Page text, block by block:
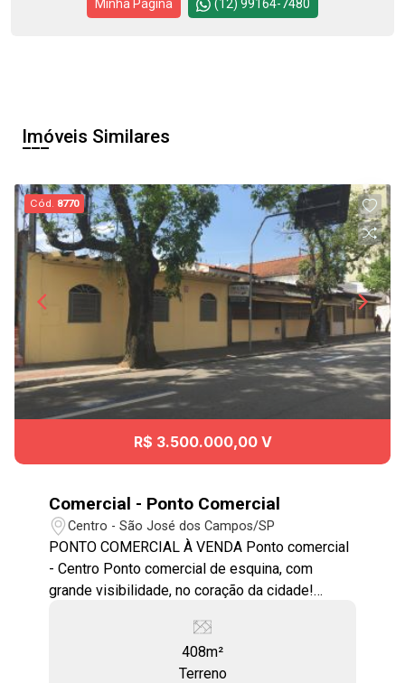
Minha Página (12) 99164-7480
Imóveis Similares
Cód. 8770
R$ 3.500.000,00 V
Comercial - Ponto Comercial
Centro - São José dos Campos/SP
PONTO COMERCIAL À VENDA Ponto comercial
- Centro Ponto comercial de esquina, com
grande visibilidade, no coração da cidade!
comércio de qualquer vertente. * Proprietário
está abertos à propostas!
408m²
Terreno